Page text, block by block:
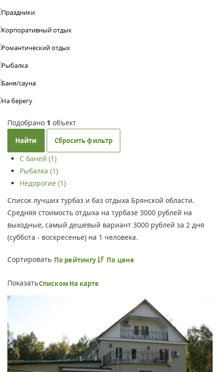
Праздники
Корпоративный отдых
Романтический отдых
Рыбалка
Баня/сауна
На берегу
Подобрано 1 объект
Найти Сбросить фильтр
С баней (1)
Рыбалка (1)
Недорогие (1)
Список лучших турбаз и баз отдыха Брянской области.
Средняя стоимость отдыха на турбазе 3000 рублей на
выходные, самый дешевый вариант 3000 рублей за 2 дня
(суббота - воскресенье) на 1 человека.
Сортировать По рейтингу По цене
ПоказатьСписком На карте